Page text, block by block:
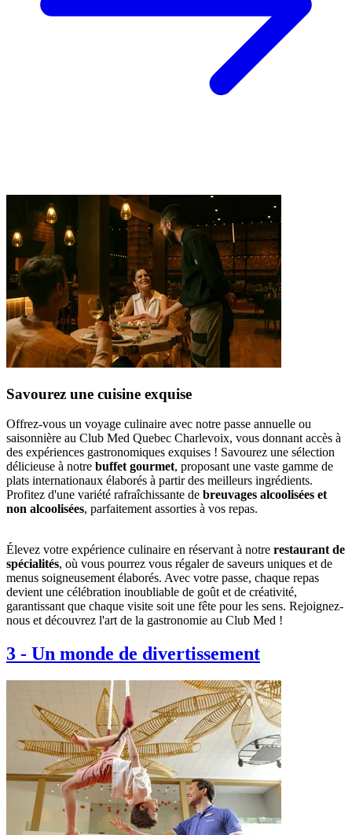
Savourez une cuisine exquise
Offrez-vous un voyage culinaire avec notre passe annuelle ou
saisonnière au Club Med Quebec Charlevoix, vous donnant accès à
des expériences gastronomiques exquises ! Savourez une sélection
délicieuse à notre buffet gourmet, proposant une vaste gamme de
plats internationaux élaborés à partir des meilleurs ingrédients.
Profitez d'une variété rafraîchissante de breuvages alcoolisées et
non alcoolisées, parfaitement assorties à vos repas.
Élevez votre expérience culinaire en réservant à notre restaurant de
spécialités, où vous pourrez vous régaler de saveurs uniques et de
menus soigneusement élaborés. Avec votre passe, chaque repas
devient une célébration inoubliable de goût et de créativité,
garantissant que chaque visite soit une fête pour les sens. Rejoignez-
nous et découvrez l'art de la gastronomie au Club Med !
3 - Un monde de divertissement